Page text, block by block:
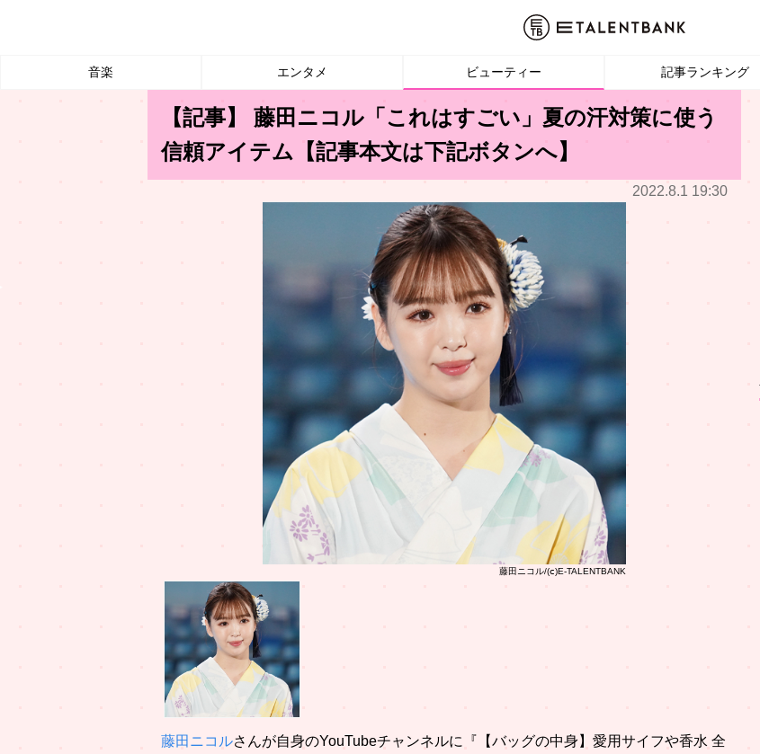
音楽 エンタメ ビューティー 記事ランキング
【記事】 藤田ニコル「これはすごい」夏の汗対策に使う
信頼アイテム【記事本文は下記ボタンへ】
2022.8.1 19:30
藤田ニコル/(ⅽ)E-TALENTBANK
藤田ニコルさんが自身のYouTubeチャンネルに『【バッグの中身】愛用サイフや香水 全